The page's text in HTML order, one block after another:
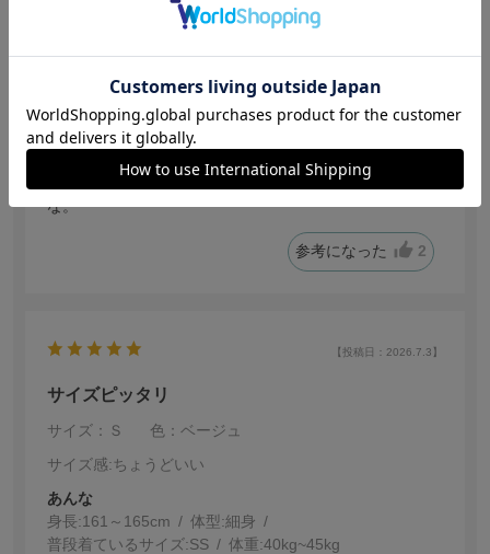
40代後半 普段着ているサイズ:3L
靴のサイズ:24.5cm 体重:61kg~65kg
40代には、切れない。
もう少し丈がながいこと、ロゴがカッコよければいい
な。
参考になった 2
【投稿日：2026.7.3】
サイズピッタリ
サイズ：Ｓ
色：ベージュ
サイズ感:ちょうどいい
あんな
身長:161～165cm 体型:細身
普段着ているサイズ:SS 体重:40kg~45kg